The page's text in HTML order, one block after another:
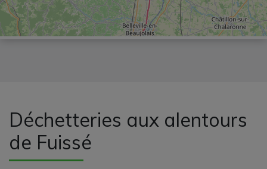
Déchetteries aux alentours
de Fuissé